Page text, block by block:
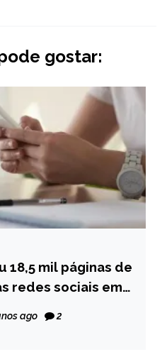
gostar:
18,5 mil páginas de
redes sociais em
ago 2